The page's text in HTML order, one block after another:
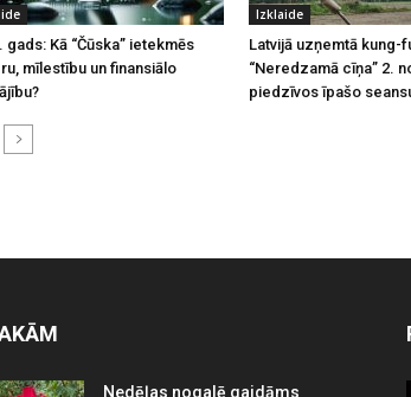
gads: Kā “Čūska” ietekmēs
mīlestību un finansiālo
Izklaide
Latvijā uzņemtā kung-
“Neredzamā cīņa” 2.
piedzīvos īpašo
Nedēļas nogalē gaidāms